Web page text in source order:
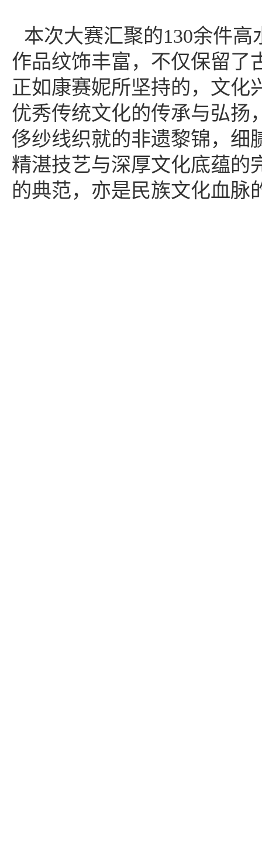
本次大赛汇聚的130余件高
作品纹饰丰富，不仅保留了
正如康赛妮所坚持的，文化
优秀传统文化的传承与弘扬
侈纱线织就的非遗黎锦，细
精湛技艺与深厚文化底蕴的
的典范，亦是民族文化血脉